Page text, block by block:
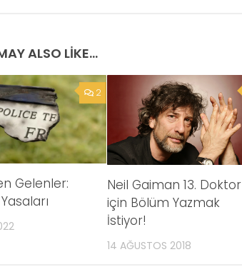
ALSO LIKE...
2
Gelenler:
Neil Gaiman 13. Doktor
için Bölüm Yazmak
İstiyor!
14 AĞUSTOS 2018